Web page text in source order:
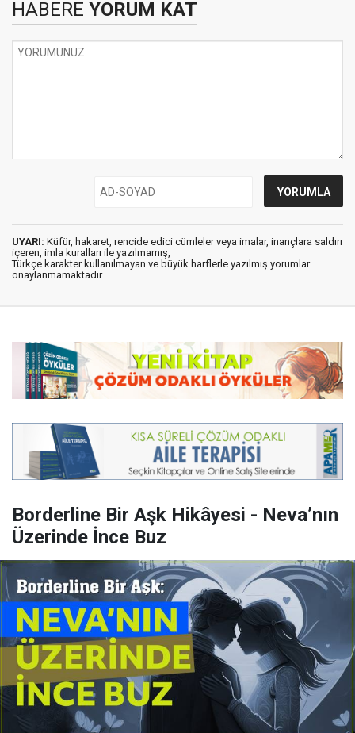
HABERE YORUM KAT
UYARI: Küfür, hakaret, rencide edici cümleler veya imalar, inançlara saldırı
içeren, imla kuralları ile yazılmamış,
Türkçe karakter kullanılmayan ve büyük harflerle yazılmış yorumlar
onaylanmamaktadır.
Borderline Bir Aşk Hikâyesi - Neva’nın
Üzerinde İnce Buz